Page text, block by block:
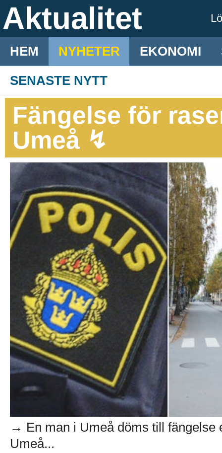
Aktualitet
HEM NYHETER EKONOMI
SENASTE NYTT
Fängelse för
Umeå ↯
→ En man i Umeå döms till fängelse
Umeå...